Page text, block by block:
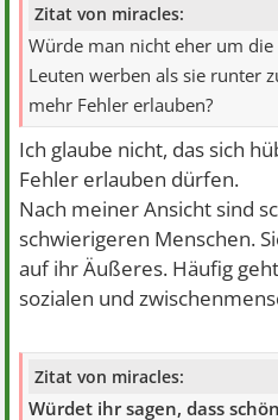
Zitat von miracles:
Würde man nicht eher um
Leuten werben als sie runter
mehr Fehler erlauben?
Ich glaube nicht, das sich
Fehler erlauben dürfen.
Nach meiner Ansicht sind
schwierigeren Menschen.
auf ihr Äußeres. Häufig
sozialen und
Zitat von miracles:
Würdet ihr sagen, dass